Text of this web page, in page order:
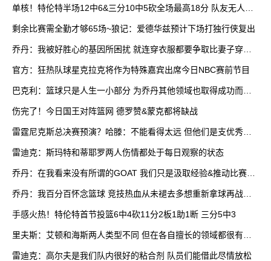
单核！特伦特半场12中6&三分10中5砍全场最高18分 队友无人上
剩余比赛需全勤才够65场~狼记：爱德华兹预计下场打独行侠复出
乔丹：我被好胜心的基因所困扰 就连穿衣服都要争取比妻子穿得
官方：狂热队球星克拉克将作为特殊嘉宾出席今日NBC赛前节目
巴克利：篮球只是人生一小部分 为乔丹其他领域也取得成功而自
伤完了！今日国王对阵篮网 德罗赞&蒙克都将缺战
雷霆尼克斯总决赛预演？哈滕：不能看得太远 但他们是支优秀球
雷迪克：斯玛特和蒂耶罗两人伤情都处于每日观察的状态
乔丹：在我看来没有所谓的GOAT 我们只是汲取经验&推动比赛发
乔丹：我百分百怀念篮球 竞技热血从未褪去多想重新拿球再战一
手感火热！特伦特首节投篮6中4砍11分2板1助1断 三分5中3
里夫斯：艾顿和海斯两人类型不同 但在各自擅长的领域都很有效
雷迪克：高尔夫是我们队内很好的粘合剂 队员们能借此尽情放松